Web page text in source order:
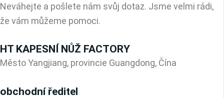
Neváhejte a pošlete nám svůj dotaz. Jsme velmi rádi,
že vám můžeme pomoci.
HT KAPESNÍ NŮŽ FACTORY
Město Yangjiang, provincie Guangdong, Čína
obchodní ředitel